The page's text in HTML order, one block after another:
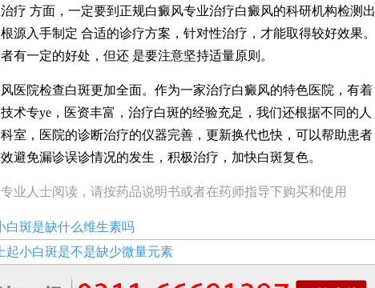
疗 方面，一定要到正规白癜风专业治疗白癜风的科研机构检测出
源入手制定 合适的诊疗方案，针对性治疗，才能取得较好效果。
有一定的好处，但还 是要注意坚持适量原则。
院检查白斑更加全面。作为一家治疗白癜风的特色医院，有着
术专ye，医资丰富，治疗白斑的经验充足，我们还根据不同的人
室，医院的诊断治疗的仪器完善，更新换代也快，可以帮助患者
避免漏诊误诊情况的发生，积极治疗，加快白斑复色。
业人士阅读，请按药品说明书或者在药师指导下购买和使用
白斑是缺什么维生素吗
起小白斑是不是缺少微量元素